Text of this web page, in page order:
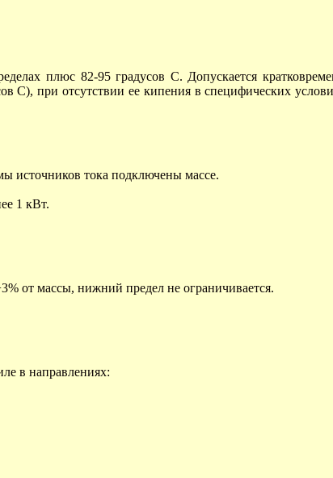
плюс 82-95 градусов С. Допускается
при отсутствии ее кипения в специфических
источников тока подключены массе.
1 кВт.
от массы, нижний предел не ограничивается.
в направлениях: